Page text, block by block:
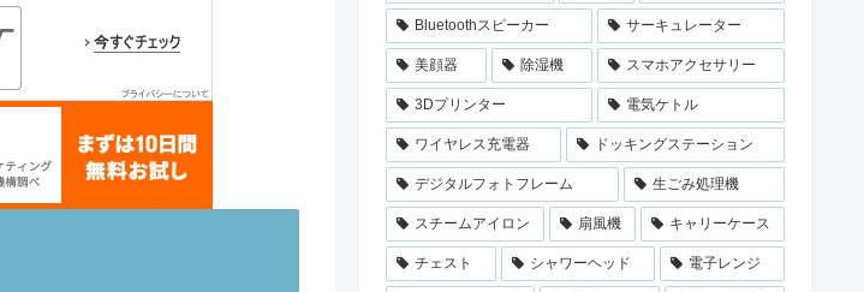
Bluetoothスピーカー サーキュレーター
美顔器 除湿機 スマホアクセサリー
3Dプリンター 電気ケトル
ワイヤレス充電器 ドッキングステーション
デジタルフォトフレーム 生ごみ処理機
スチームアイロン 扇風機 キャリーケース
チェスト シャワーヘッド 電子レンジ